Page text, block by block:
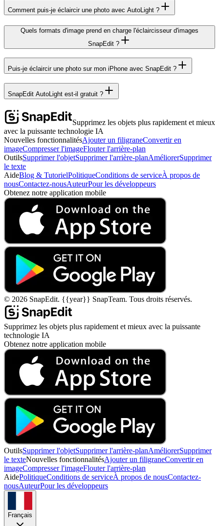
Comment puis-je éclaircir une photo avec AutoLight ?
Quels formats d'image prend en charge l'éclaircisseur d'images
SnapEdit ?
Puis-je éclaircir une photo sur mon iPhone avec SnapEdit ?
SnapEdit AutoLight est-il gratuit ?
Supprimez les objets plus rapidement et mieux
avec la puissante technologie IA
Nouvelles fonctionnalitésAjouter un filigraneConvertir en
imageCompresser l'imageFlouter l'arrière-plan
OutilsSupprimer l'objetSupprimer l'arrière-planAméliorerSupprimer
le texte
AideBlog & TutorielPolitiqueConditions de serviceÀ propos de
nousContactez-nousAuteurPour les développeurs
Obtenez notre application mobile
© 2026 SnapEdit. {{year}} SnapTeam. Tous droits réservés.
Supprimez les objets plus rapidement et mieux avec la puissante
technologie IA
Obtenez notre application mobile
OutilsSupprimer l'objetSupprimer l'arrière-planAméliorerSupprimer
le texteNouvelles fonctionnalitésAjouter un filigraneConvertir en
imageCompresser l'imageFlouter l'arrière-plan
AidePolitiqueConditions de serviceÀ propos de nousContactez-
nousAuteurPour les développeurs
Français